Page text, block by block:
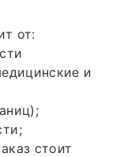
от:
и
стоит